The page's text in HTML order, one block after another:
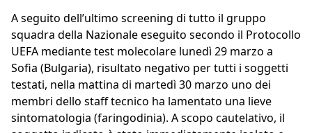
A seguito dell’ultimo screening di tutto il gruppo
squadra della Nazionale eseguito secondo il Protocollo
UEFA mediante test molecolare lunedì 29 marzo a
Sofia (Bulgaria), risultato negativo per tutti i soggetti
testati, nella mattina di martedì 30 marzo uno dei
membri dello staff tecnico ha lamentato una lieve
sintomatologia (faringodinia). A scopo cautelativo, il